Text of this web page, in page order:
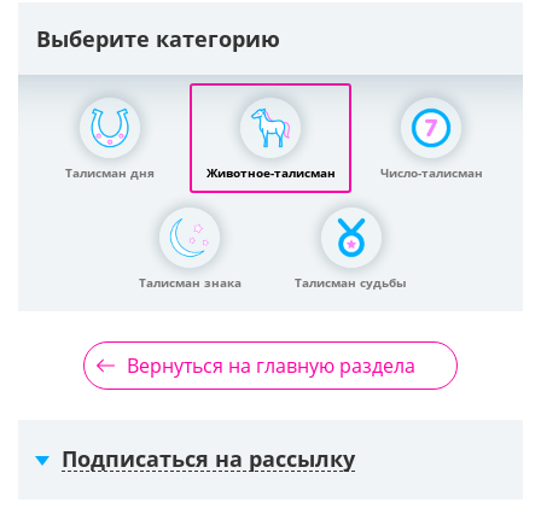
Выберите категорию
Талисман дня Животное-талисман Число-талисман
Талисман знака Талисман судьбы
Вернуться на главную раздела
Подписаться на рассылку